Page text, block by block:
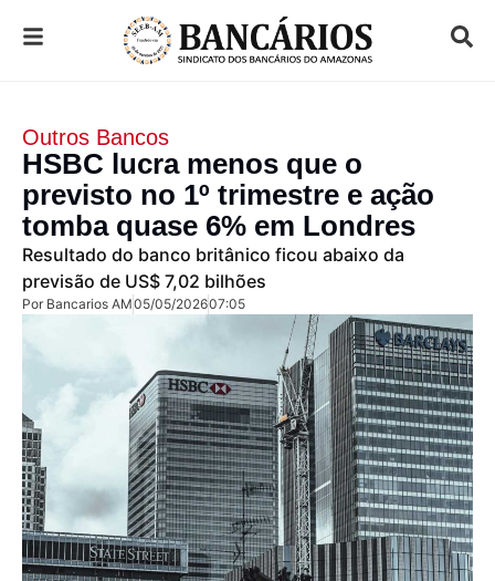
Outros Bancos
HSBC lucra menos que o
previsto no 1º trimestre e ação
tomba quase 6% em Londres
Resultado do banco britânico ficou abaixo da
previsão de US$ 7,02 bilhões
Por Bancarios AM05/05/202607:05